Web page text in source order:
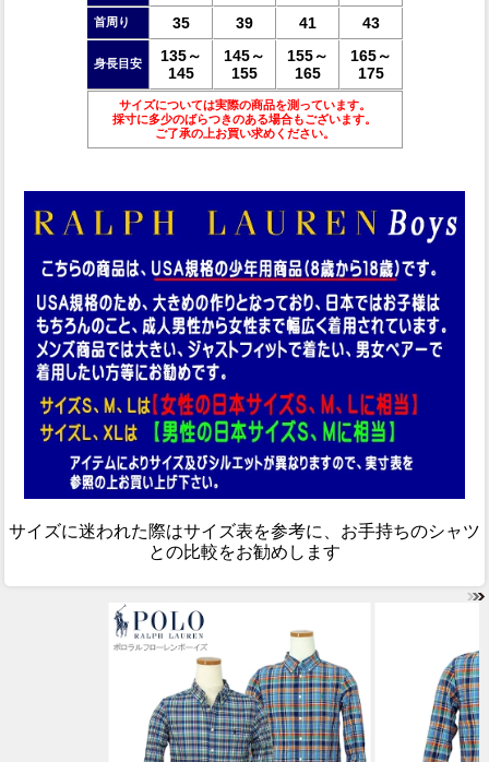
首周り 35 39 41 43
身長目安
135～
145
145～
155
155～
165
165～
175
サイズについては実際の商品を測っています。
採寸に多少のばらつきのある場合もございます。
ご了承の上お買い求めください。
サイズに迷われた際はサイズ表を参考に、お手持ちのシャツ
との比較をお勧めします